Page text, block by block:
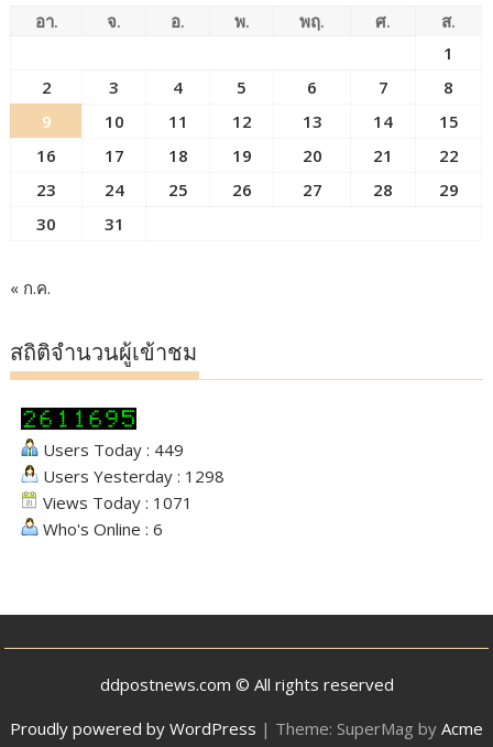
อา. จ. อ. พ. พฤ. ศ.
ส.
1
2
3 4 5 6 7
8
9
10 11 12 13 14
15
16
17 18 19 20 21
22
23
24 25 26 27 28
29
30
31
« ก.ค.
สถิติจำนวนผู้เข้าชม
Users Today : 449
Users Yesterday : 1298
Views Today : 1071
Who's Online : 6
ddpostnews.com © All rights reserved
Proudly powered by WordPress | Theme: SuperMag by Acme